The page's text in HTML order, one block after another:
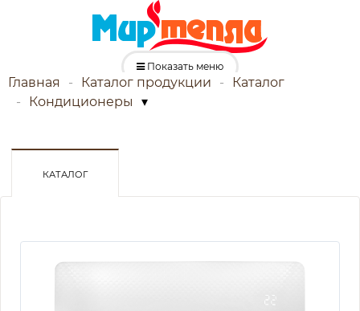
Показать меню
Главная Каталог продукции
Каталог
Кондиционеры
▾
КАТАЛОГ